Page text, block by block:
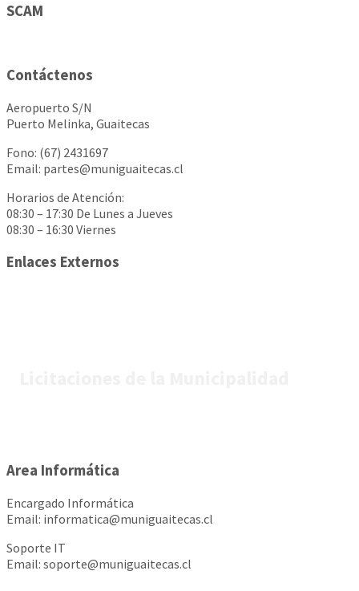
SCAM
Contáctenos
Aeropuerto S/N
Puerto Melinka, Guaitecas
Fono: (67) 2431697
Email: partes@muniguaitecas.cl
Horarios de Atención:
08:30 – 17:30 De Lunes a Jueves
08:30 – 16:30 Viernes
Enlaces Externos
Area Informática
Encargado Informática
Email: informatica@muniguaitecas.cl
Soporte IT
Email: soporte@muniguaitecas.cl